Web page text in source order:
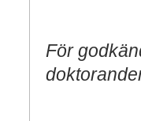
För